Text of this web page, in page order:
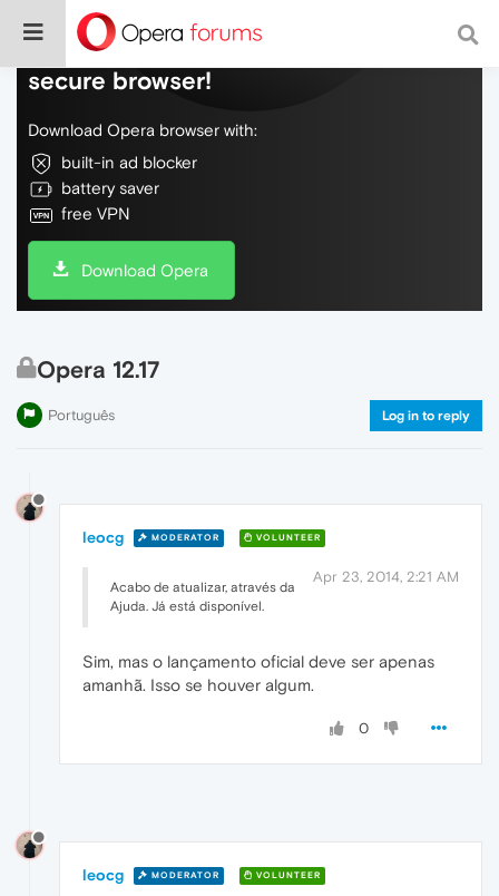
Do more on the web, with a fast and
secure browser!
Download Opera browser with:
built-in ad blocker
battery saver
free VPN
Download Opera
Opera 12.17
Português Log in to reply
leocg MODERATOR VOLUNTEER
Apr 23, 2014, 2:21 AM
Acabo de atualizar, através da
Ajuda. Já está disponível.
Sim, mas o lançamento oficial deve ser apenas
amanhã. Isso se houver algum.
0
leocg MODERATOR VOLUNTEER